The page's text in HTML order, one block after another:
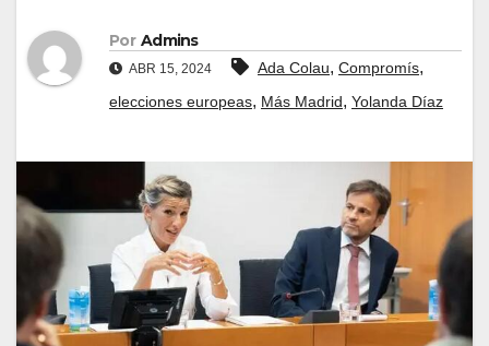
Por Admins
ABR 15, 2024 Ada Colau, Compromís,
elecciones europeas, Más Madrid, Yolanda Díaz